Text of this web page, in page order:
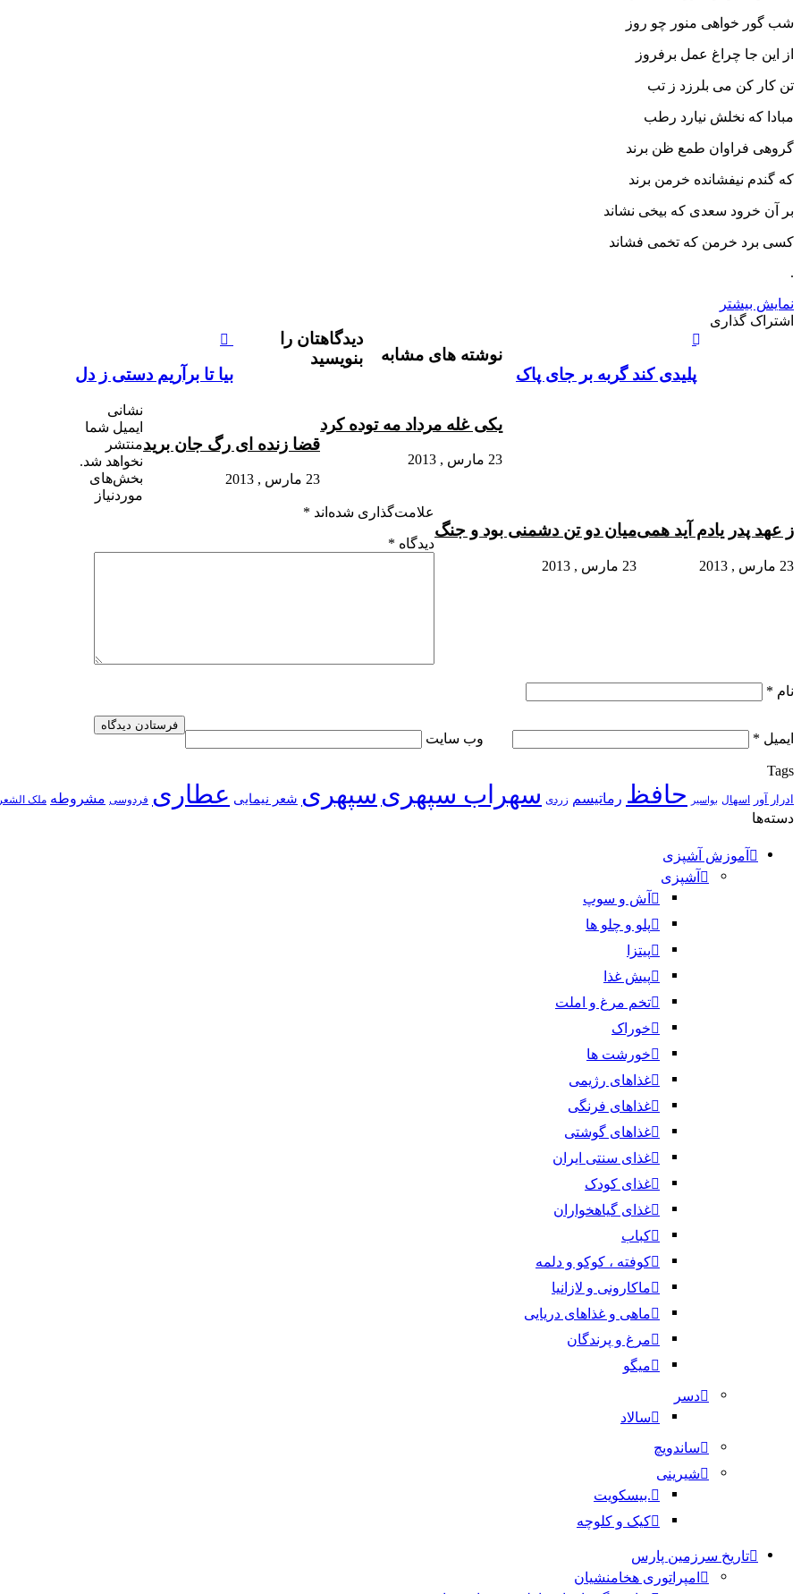
شب گور خواهی منور چو روز
از این جا چراغ عمل برفروز
تن کار کن می بلرزد ز تب
مبادا که نخلش نیارد رطب
گروهی فراوان طمع ظن برند
که گندم نیفشانده خرمن برند
بر آن خرود سعدی که بیخی نشاند
کسی برد خرمن که تخمی فشاند
.
نمایش بیشتر
اشتراک گذاری
بوک
آپ
گذاری
طریق
ایمیل
پليدی کند گربه بر جای پاک بيا تا برآريم دستی ز دل
نوشته های مشابه
یکی غله مرداد مه توده کرد
23 مارس , 2013
قضا زنده ای رگ جان برید
23 مارس , 2013
ز عهد پدر یادم آید همی
23 مارس , 2013
میان دو تن دشمنی بود و جنگ
23 مارس , 2013
دیدگاهتان را
بنویسید
نشانی
ایمیل شما
منتشر
نخواهد شد.
بخش‌های
موردنیاز
علامت‌گذاری شده‌اند *
دیدگاه *
نام *
ایمیل * وب‌ سایت
Tags
ادرار آور اسهال بواسیر حافظ رماتیسم زردی سهراب سپهری سپهری شعر نیمایی عطاری فردوسی مشروطه ملک الشعرا
دسته‌ها
آموزش آشپزی
آشپزی
آش و سوپ
پلو و چلو ها
پیتزا
پیش غذا
تخم مرغ و املت
خوراک
خورشت ها
غذاهای رژیمی
غذاهای فرنگی
غذاهای گوشتی
غذای سنتی ایران
غذای کودک
غذای گیاهخواران
کباب
کوفته ، کوکو و دلمه
ماکارونی و لازانیا
ماهی و غذاهای دریایی
مرغ و پرندگان
میگو
دسر
سالاد
ساندویچ
شیرینی
.بیسکویت
کیک و کلوچه
تاریخ سرزمین پارس
امپراتوری هخامنشیان